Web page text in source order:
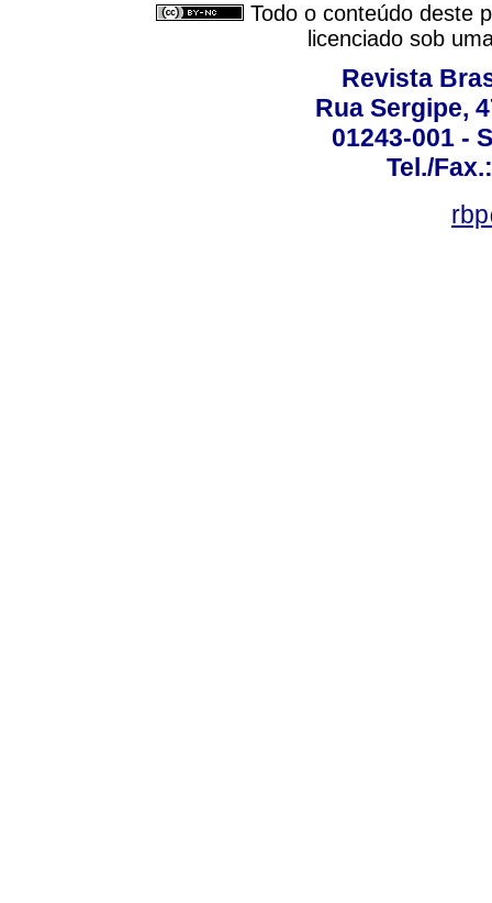
Todo o conteúdo deste
licenciado sob
Revista
Rua Sergipe,
01243-001 -
Tel./